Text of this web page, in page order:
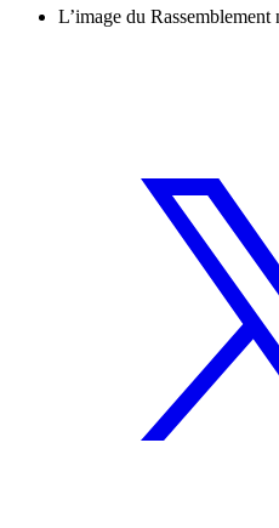
L’image du Rassemblement